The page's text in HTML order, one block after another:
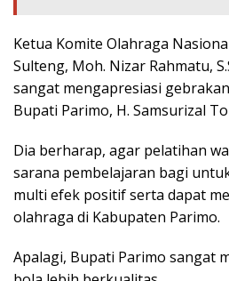
Ketua Komite Olahraga
Sulteng, Moh. Nizar Rahmatu,
sangat mengapresiasi
Bupati Parimo, H. Samsurizal
Dia berharap, agar pelatihan
sarana pembelajaran bagi
multi efek positif serta dapat
olahraga di Kabupaten Parimo.
Apalagi, Bupati Parimo sangat